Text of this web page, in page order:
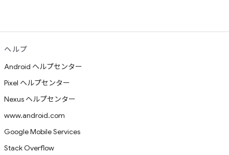
ヘルプ
Android ヘルプセンター
Pixel ヘルプセンター
Nexus ヘルプセンター
www.android.com
Google Mobile Services
Stack Overflow